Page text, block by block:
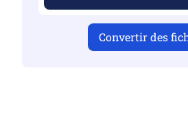
Convertir des